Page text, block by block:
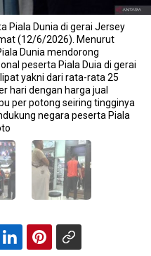
Piala Dunia di gerai Jersey
(12/6/2026). Menurut
Dunia mendorong
peserta Piala Duia di gerai
yakni dari rata-rata 25
hari dengan harga jual
per potong seiring tingginya
negara peserta Piala